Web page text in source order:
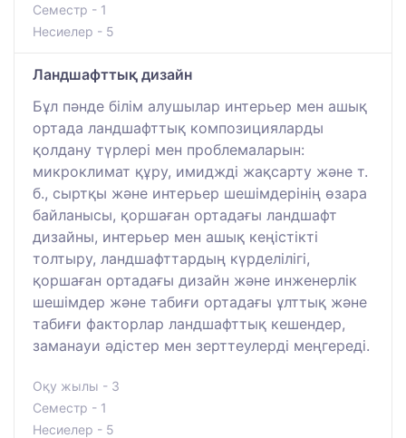
Семестр - 1
Несиелер - 5
Ландшафттық дизайн
Бұл пәнде білім алушылар интерьер мен ашық
ортада ландшафттық композицияларды
қолдану түрлері мен проблемаларын:
микроклимат құру, имиджді жақсарту және т.
б., сыртқы және интерьер шешімдерінің өзара
байланысы, қоршаған ортадағы ландшафт
дизайны, интерьер мен ашық кеңістікті
толтыру, ландшафттардың күрделілігі,
қоршаған ортадағы дизайн және инженерлік
шешімдер және табиғи ортадағы ұлттық және
табиғи факторлар ландшафттық кешендер,
заманауи әдістер мен зерттеулерді меңгереді.
Оқу жылы - 3
Семестр - 1
Несиелер - 5